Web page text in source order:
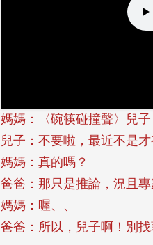
媽媽：〈碗筷碰撞聲〉兒子
兒子：不要啦，最近不是才
媽媽：真的嗎？
爸爸：那只是推論，況且
媽媽：喔、、
爸爸：所以，兒子啊！別找